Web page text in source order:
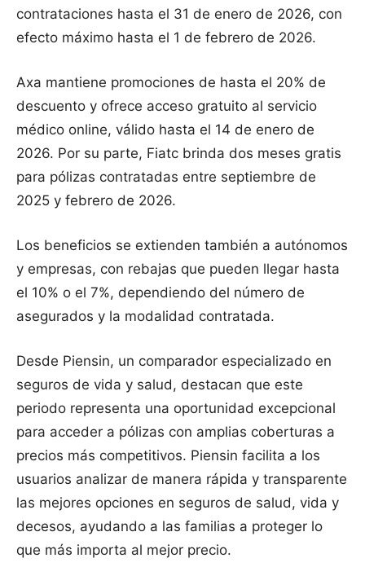
contrataciones hasta el 31 de enero de 2026, con
efecto máximo hasta el 1 de febrero de 2026.
Axa mantiene promociones de hasta el 20% de
descuento y ofrece acceso gratuito al servicio
médico online, válido hasta el 14 de enero de
2026. Por su parte, Fiatc brinda dos meses gratis
para pólizas contratadas entre septiembre de
2025 y febrero de 2026.
Los beneficios se extienden también a autónomos
y empresas, con rebajas que pueden llegar hasta
el 10% o el 7%, dependiendo del número de
asegurados y la modalidad contratada.
Desde Piensin, un comparador especializado en
seguros de vida y salud, destacan que este
periodo representa una oportunidad excepcional
para acceder a pólizas con amplias coberturas a
precios más competitivos. Piensin facilita a los
usuarios analizar de manera rápida y transparente
las mejores opciones en seguros de salud, vida y
decesos, ayudando a las familias a proteger lo
que más importa al mejor precio.